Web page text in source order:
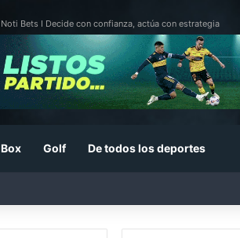
Noti Bets I Decide con confianza, actúa con estrategia
Box Golf De todos los deportes